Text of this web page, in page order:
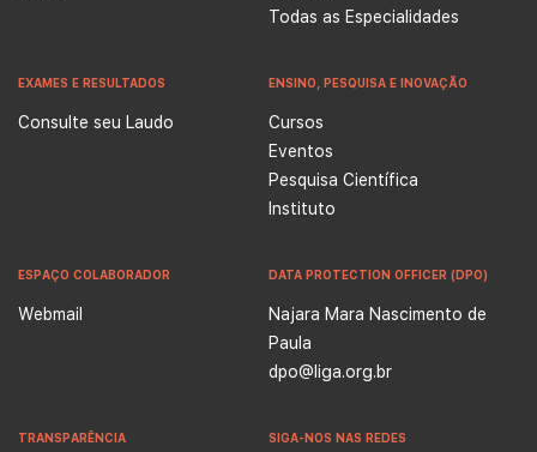
Todas as Especialidades
EXAMES E RESULTADOS
Consulte seu Laudo
ENSINO, PESQUISA E INOVAÇÃO
Cursos
Eventos
Pesquisa Científica
Instituto
ESPAÇO COLABORADOR
Webmail
DATA PROTECTION OFFICER (DPO)
Najara Mara Nascimento de
Paula
dpo@liga.org.br
TRANSPARÊNCIA SIGA-NOS NAS REDES